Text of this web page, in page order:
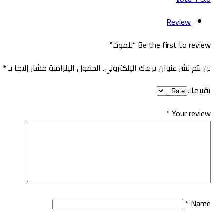
Review
Be the first to review “للموت”
لن يتم نشر عنوان بريدك الإلكتروني. الحقول الإلزامية مشار إليها بـ*
تقييمك
Your review
*
Name
*